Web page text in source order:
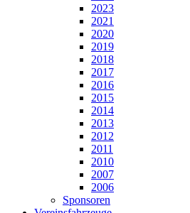
2023
2021
2020
2019
2018
2017
2016
2015
2014
2013
2012
2011
2010
2007
2006
Sponsoren